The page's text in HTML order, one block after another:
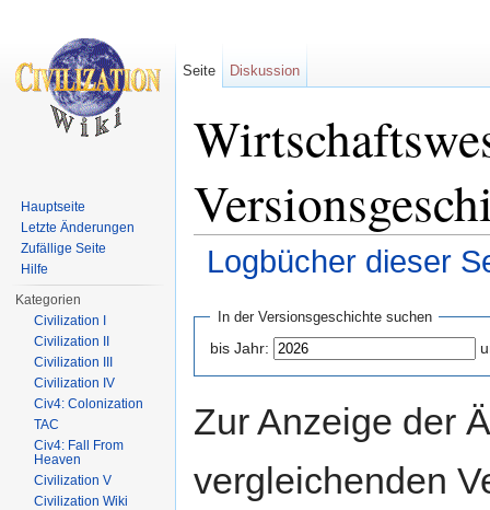
Logbücher dieser
In der Versionsgeschichte suchen
bis Jahr:
Zur Anzeige der
vergleichenden
Seite Diskussion
Hauptseite
Letzte Änderungen
Zufällige Seite
Hilfe
Kategorien
Civilization I
Civilization II
Civilization III
Civilization IV
Civ4: Colonization
TAC
Civ4: Fall From
Heaven
Civilization V
Civilization Wiki